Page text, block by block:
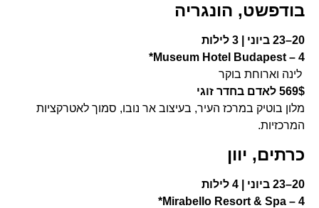
בודפשט, הונגריה
Museum Hotel Budapest – 4*
לינה וארוחת בוקר
569$ לאדם בחדר זוגי
מלון בוטיק במרכז העיר, בעיצוב אר נובו, סמוך לאטרקציות
המרכזיות.
כרתים, יוון
Mirabello Resort & Spa – 4*